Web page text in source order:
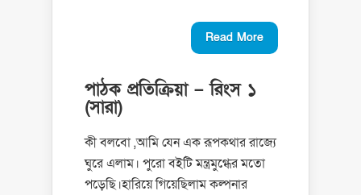
Read More
পাঠক প্রতিক্রিয়া – রিংস ১
(সারা)
কী বলবো ,আমি যেন এক রূপকথার রাজ্যে
ঘুরে এলাম। পুরো বইটি মন্ত্রমুগ্ধের মতো
পড়েছি।হারিয়ে গিয়েছিলাম কল্পনার